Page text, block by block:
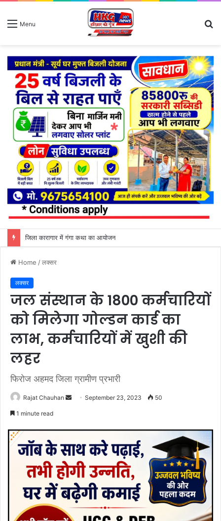
Menu
Home /लक्सर
लक्सर
जल संस्थान के 1800 कर्मचारियों
को मिलेगा गोल्डन कार्ड का
लाभ, कर्मचारियों में खुशी की
लहर
फिरोज अहमद जिला ग्रामीण प्रभारी
Rajat Chauhan
Send September 23, 2023 50
1 minute read